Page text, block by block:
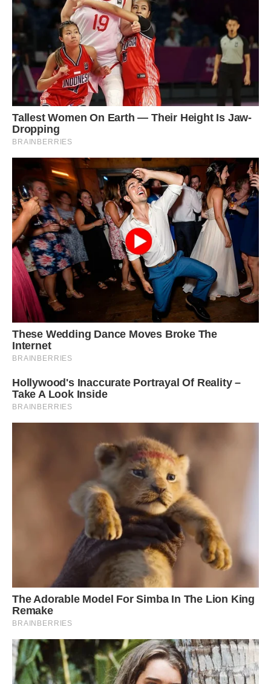
– Вибачте, будь ласка, – повернулася я до виховательки,
– на роботі довелося затриматися.
Докірливо похитав головою, вона нічого не відповіла і
пішла в групу, а ми з сином швидко одяглися і пішли
додому.
– Мамочко, а правда, чому ти мене забираєш так пізно? –
– Вибач, малюк, – винувато відповіла я. – Так вже
виходить.
– А за іншими хлопчиками тата приходять, – задумливо
протягнув син. – Може, хай мене теж тато забирає, якщо у
тебе багато роботи?
– Максиме, ти ж знаєш, тато тепер живе окремо, у нього